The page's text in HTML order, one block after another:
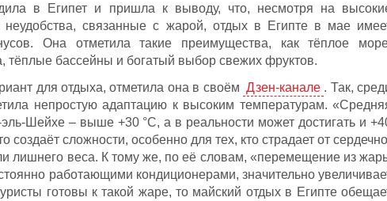
в Египет и пришла к выводу, что, несмотря на
неудобства, связанные с жарой, отдых в Египте в мае
Она отметила такие преимущества, как тёплое
тёплые бассейны и богатый выбор свежих фруктов.
для отдыха, отметила она в своём Дзен-канале . Так,
непростую адаптацию к высоким температурам.
Шейхе – выше +30 °С, а в реальности может достигать и
создаёт сложности, особенно для тех, кто страдает от
лишнего веса. К тому же, по её словам, «перемещение из
работающими кондиционерами, значительно
готовы к такой жаре, то майский отдых в Египте